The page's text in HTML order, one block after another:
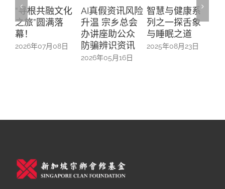
“寻根共融文化
之旅”圆满落
幕！
2026年07月08日
AI真假资讯风险
升温 宗乡总会
办讲座助公众
防骗辨识资讯
2026年05月16日
智慧与健康系
列之一探舌象
与睡眠之道
2025年08月23日